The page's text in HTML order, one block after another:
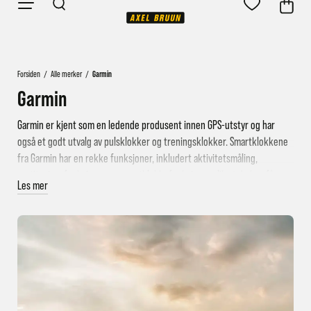
Forsiden / Alle merker / Garmin
Garmin
Garmin er kjent som en ledende produsent innen GPS-utstyr og har
også et godt utvalg av pulsklokker og treningsklokker. Smartklokkene
fra Garmin har en rekke funksjoner, inkludert aktivitetsmåling,
mobilvarsler rett på klokken.
Vi har et godt utvalg av Garmin GPS-enheter og pulsklokker!
Les mer